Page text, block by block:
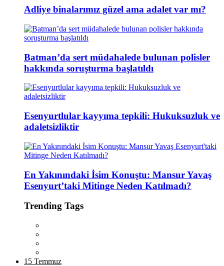
Adliye binalarımız güzel ama adalet var mı?
Batman’da sert müdahalede bulunan polisler
hakkında soruşturma başlatıldı
Esenyurtlular kayyıma tepkili: Hukuksuzluk ve
adaletsizliktir
En Yakınındaki İsim Konuştu: Mansur Yavaş
Esenyurt’taki Mitinge Neden Katılmadı?
Trending Tags
15 Temmuz